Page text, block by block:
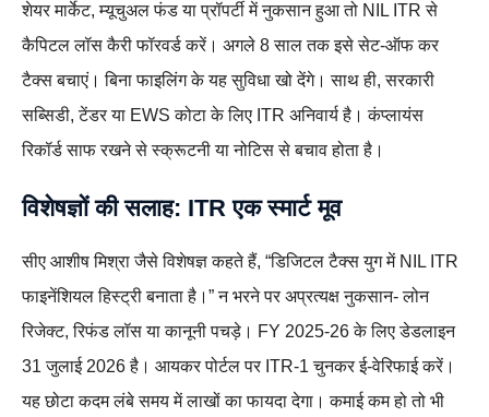
शेयर मार्केट, म्यूचुअल फंड या प्रॉपर्टी में नुकसान हुआ तो NIL ITR से
कैपिटल लॉस कैरी फॉरवर्ड करें। अगले 8 साल तक इसे सेट-ऑफ कर
टैक्स बचाएं। बिना फाइलिंग के यह सुविधा खो देंगे। साथ ही, सरकारी
सब्सिडी, टेंडर या EWS कोटा के लिए ITR अनिवार्य है। कंप्लायंस
रिकॉर्ड साफ रखने से स्क्रूटनी या नोटिस से बचाव होता है।
विशेषज्ञों की सलाह: ITR एक स्मार्ट मूव
सीए आशीष मिश्रा जैसे विशेषज्ञ कहते हैं, “डिजिटल टैक्स युग में NIL ITR
फाइनेंशियल हिस्ट्री बनाता है।” न भरने पर अप्रत्यक्ष नुकसान- लोन
रिजेक्ट, रिफंड लॉस या कानूनी पचड़े। FY 2025-26 के लिए डेडलाइन
31 जुलाई 2026 है। आयकर पोर्टल पर ITR-1 चुनकर ई-वेरिफाई करें।
यह छोटा कदम लंबे समय में लाखों का फायदा देगा। कमाई कम हो तो भी